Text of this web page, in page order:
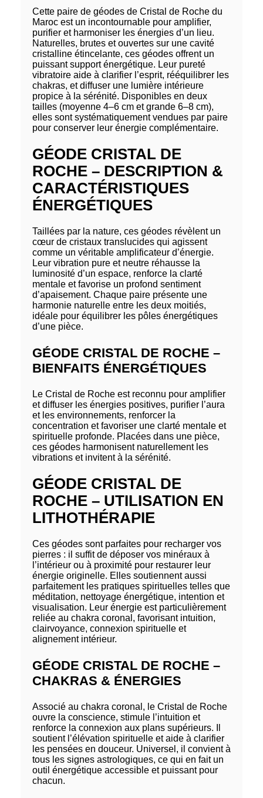
Cette paire de géodes de Cristal de Roche du
Maroc est un incontournable pour amplifier,
purifier et harmoniser les énergies d’un lieu.
Naturelles, brutes et ouvertes sur une cavité
cristalline étincelante, ces géodes offrent un
puissant support énergétique. Leur pureté
vibratoire aide à clarifier l’esprit, rééquilibrer les
chakras, et diffuser une lumière intérieure
propice à la sérénité. Disponibles en deux
tailles (moyenne 4–6 cm et grande 6–8 cm),
elles sont systématiquement vendues par paire
pour conserver leur énergie complémentaire.
GÉODE CRISTAL DE
ROCHE – DESCRIPTION &
CARACTÉRISTIQUES
ÉNERGÉTIQUES
Taillées par la nature, ces géodes révèlent un
cœur de cristaux translucides qui agissent
comme un véritable amplificateur d’énergie.
Leur vibration pure et neutre réhausse la
luminosité d’un espace, renforce la clarté
mentale et favorise un profond sentiment
d’apaisement. Chaque paire présente une
harmonie naturelle entre les deux moitiés,
idéale pour équilibrer les pôles énergétiques
d’une pièce.
GÉODE CRISTAL DE ROCHE –
BIENFAITS ÉNERGÉTIQUES
Le Cristal de Roche est reconnu pour amplifier
et diffuser les énergies positives, purifier l’aura
et les environnements, renforcer la
concentration et favoriser une clarté mentale et
spirituelle profonde. Placées dans une pièce,
ces géodes harmonisent naturellement les
vibrations et invitent à la sérénité.
GÉODE CRISTAL DE
ROCHE – UTILISATION EN
LITHOTHÉRAPIE
Ces géodes sont parfaites pour recharger vos
pierres : il suffit de déposer vos minéraux à
l’intérieur ou à proximité pour restaurer leur
énergie originelle. Elles soutiennent aussi
parfaitement les pratiques spirituelles telles que
méditation, nettoyage énergétique, intention et
visualisation. Leur énergie est particulièrement
reliée au chakra coronal, favorisant intuition,
clairvoyance, connexion spirituelle et
alignement intérieur.
GÉODE CRISTAL DE ROCHE –
CHAKRAS & ÉNERGIES
Associé au chakra coronal, le Cristal de Roche
ouvre la conscience, stimule l’intuition et
renforce la connexion aux plans supérieurs. Il
soutient l’élévation spirituelle et aide à clarifier
les pensées en douceur. Universel, il convient à
tous les signes astrologiques, ce qui en fait un
outil énergétique accessible et puissant pour
chacun.